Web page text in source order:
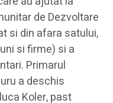
de Dezvoltare
si din afara satului,
si firme) si a
Primarul
a deschis
Koler, past